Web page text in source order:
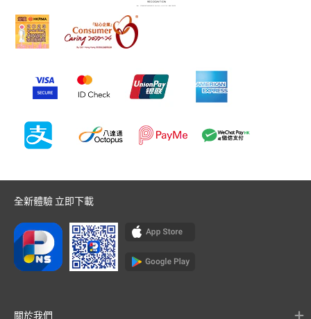
全新體驗 立即下載
關於我們